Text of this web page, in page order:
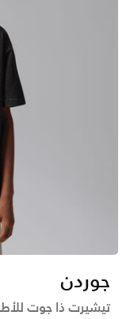
جوردن
تيشيرت ذا جوت